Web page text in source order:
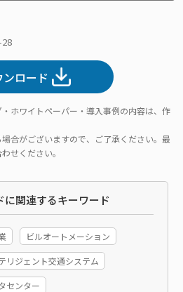
ンロード
ホワイトペーパー・導入事例の内容は、作
合がございますので、ご了承ください。最
せください。
に関連するキーワード
ビルオートメーション
リジェント交通システム
センター